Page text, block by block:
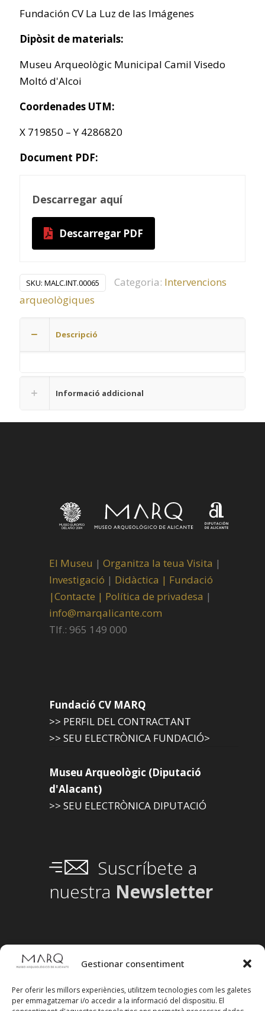
Gestionar consentiment
Per oferir les millors experiències, utilitzem tecnologies com les galetes
per emmagatzemar i/o accedir a la informació del dispositiu. El
Fundación CV La Luz de las Imágenes
Dipòsit de materials:
Museu Arqueològic Municipal Camil Visedo
Moltó d'Alcoi
Coordenades UTM:
X 719850 – Y 4286820
Document PDF:
Descarregar aquí
Descarregar PDF
SKU: MALC.INT.00065 Categoria: Intervencions
arqueològiques
Descripció
Informació addicional
El Museu | Organitza la teua Visita |
Investigació | Didàctica | Fundació
|Contacte | Política de privadesa |
info@marqalicante.com
Tlf.: 965 149 000
Fundació CV MARQ
>> PERFIL DEL CONTRACTANT
>> SEU ELECTRÒNICA FUNDACIÓ>
Museu Arqueològic (Diputació
d'Alacant)
>> SEU ELECTRÒNICA DIPUTACIÓ
Suscríbete a
nuestra Newsletter